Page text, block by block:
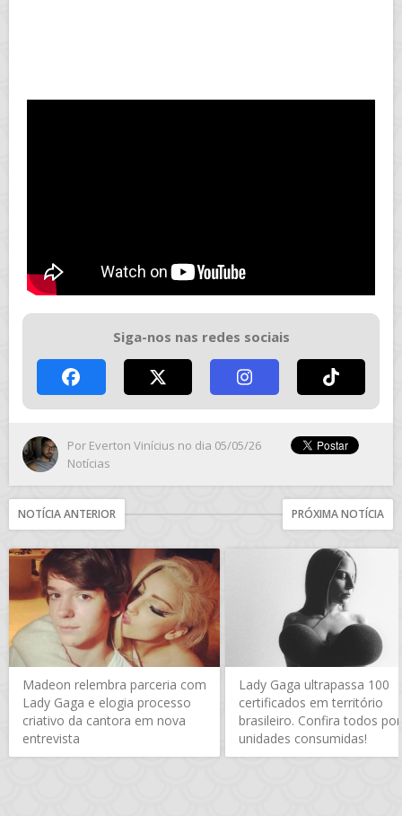
Siga-nos nas redes sociais
Por Everton Vinícius no dia 05/05/26
Notícias
NOTÍCIA ANTERIOR PRÓXIMA NOTÍCIA
Madeon relembra parceria com
Lady Gaga e elogia processo
criativo da cantora em nova
entrevista
Lady Gaga ultrapassa 100
certificados em território
brasileiro. Confira todos por
unidades consumidas!